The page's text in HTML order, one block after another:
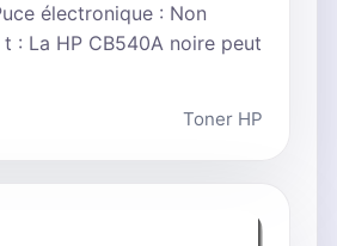
électronique : Non
t : La HP CB540A noire peut
Toner HP